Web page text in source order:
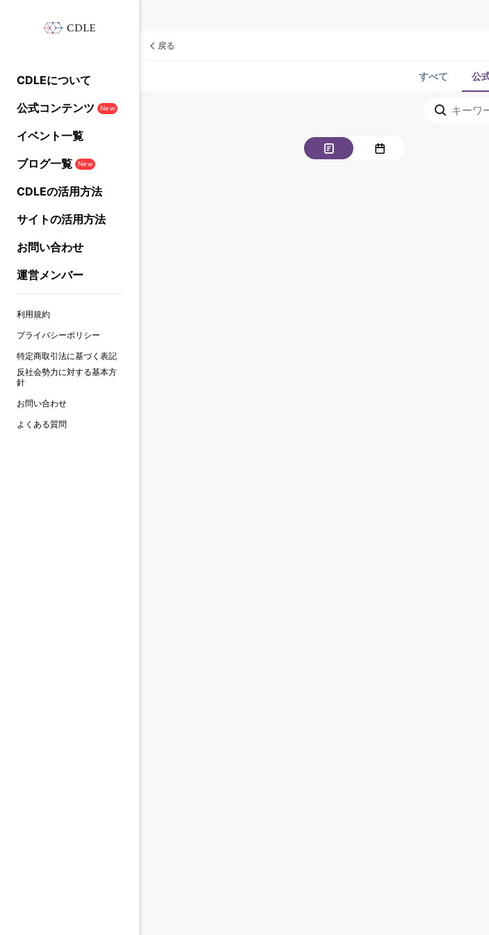
CDLEについて
公式コンテンツ
New
イベント一覧
ブログ一覧
New
CDLEの活用方法
サイトの活用方法
お問い合わせ
運営メンバー
利用規約
プライバシーポリシー
特定商取引法に基づく表記
反社会勢力に対する基本方
針
お問い合わせ
よくある質問
戻る
すべて 公